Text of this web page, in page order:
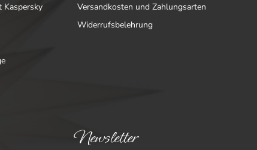
Kaspersky
Versandkosten und Zahlungsarten
Widerrufsbelehrung
Newsletter